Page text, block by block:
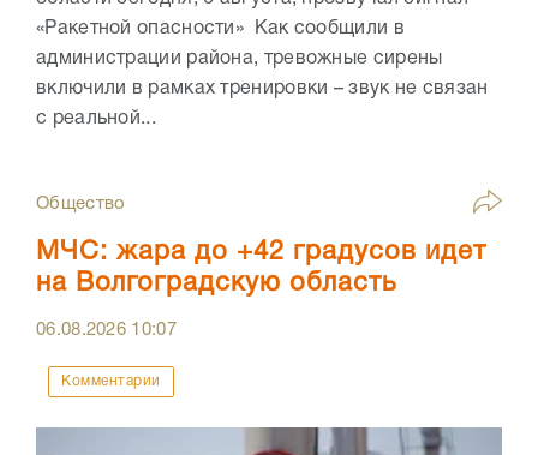
«Ракетной опасности» Как сообщили в
администрации района, тревожные сирены
включили в рамках тренировки – звук не связан
с реальной...
Общество
МЧС: жара до +42 градусов идет
на Волгоградскую область
06.08.2026 10:07
Комментарии